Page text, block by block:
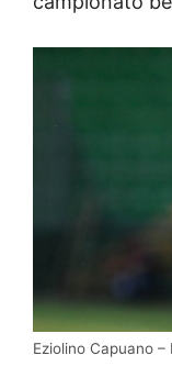
Eziolino Capuano –